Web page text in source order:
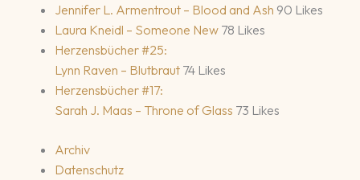
Jennifer L. Armentrout – Blood and Ash 90 Likes
Laura Kneidl – Someone New 78 Likes
Herzensbücher #25:
Lynn Raven – Blutbraut 74 Likes
Herzensbücher #17:
Sarah J. Maas – Throne of Glass 73 Likes
Archiv
Datenschutz